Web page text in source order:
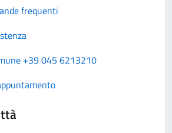
frequenti
+39 045 6213210